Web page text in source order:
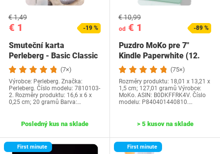
€ 1
€ 1,49
-19 %
Smuteční karta
Perleberg - Basic Classic
Collection -…
(7×)
Výrobce: Perleberg. Značka:
Perleberg. Číslo modelu: 7810103-
2. Rozměry produktu: 16,6 x 6 x
0,25 cm; 20 gramů Barva:…
Posledný kus na sklade
od € 1
€ 10,99
-89 %
Puzdro MoKo pre 7"
Kindle Paperwhite (12.
generácia-2024) a…
(75×)
Rozměry produktu: 18,01 x 13,21 x
1,5 cm; 127,01 gramů Výrobce:
MoKo. ASIN: B0DKFFRK4V. Číslo
modelu: P840401440810.…
> 5 kusov na sklade
First minute First minute